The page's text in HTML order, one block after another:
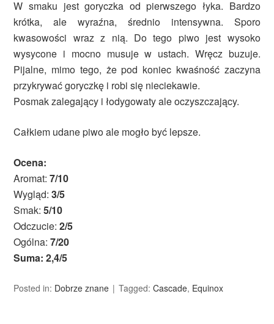
W smaku jest goryczka od pierwszego łyka. Bardzo
krótka, ale wyraźna, średnio intensywna. Sporo
kwasowości wraz z nią. Do tego piwo jest wysoko
wysycone i mocno musuje w ustach. Wręcz buzuje.
Pijalne, mimo tego, że pod koniec kwaśność zaczyna
przykrywać goryczkę i robi się nieciekawie.
Posmak zalegający i łodygowaty ale oczyszczający.
Całkiem udane piwo ale mogło być lepsze.
Ocena:
Aromat:7/10
Wygląd:3/5
Smak:5/10
Odczucie:2/5
Ogólna:7/20
Suma: 2,4/5
Posted in: Dobrze znane Tagged:Cascade, Equinox